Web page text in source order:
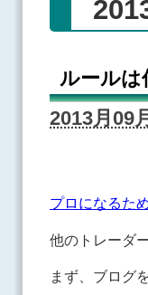
ルールは
2013月09
プロになるた
他のトレーダ
まず、ブログ